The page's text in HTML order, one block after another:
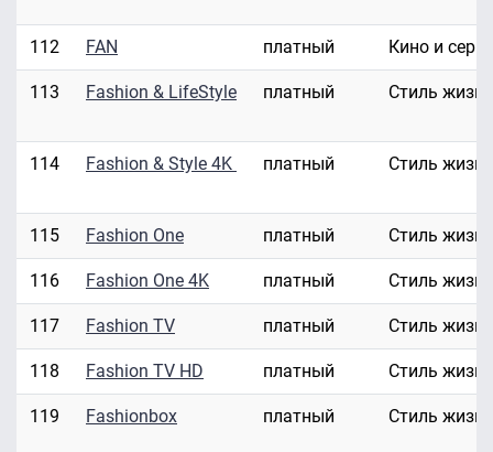
112 FAN платный Кино и
113 Fashion & LifeStyle платный Стиль жизни
114 Fashion & Style 4K платный Стиль жизни
115 Fashion One платный Стиль жизни
116 Fashion One 4K платный Стиль жизни
117 Fashion TV платный Стиль жизни
118 Fashion TV HD платный Стиль жизни
119 Fashionbox платный Стиль жизни